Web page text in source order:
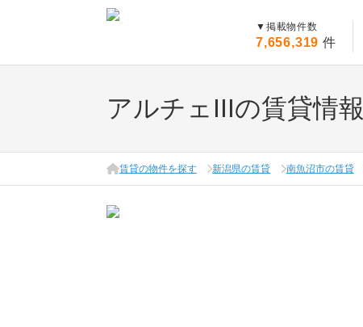
▼ 掲載物件数
7,656,319 件
アルチェIIIの賃貸情報
賃貸の物件を探す 新潟県の賃貸 南魚沼市の賃貸